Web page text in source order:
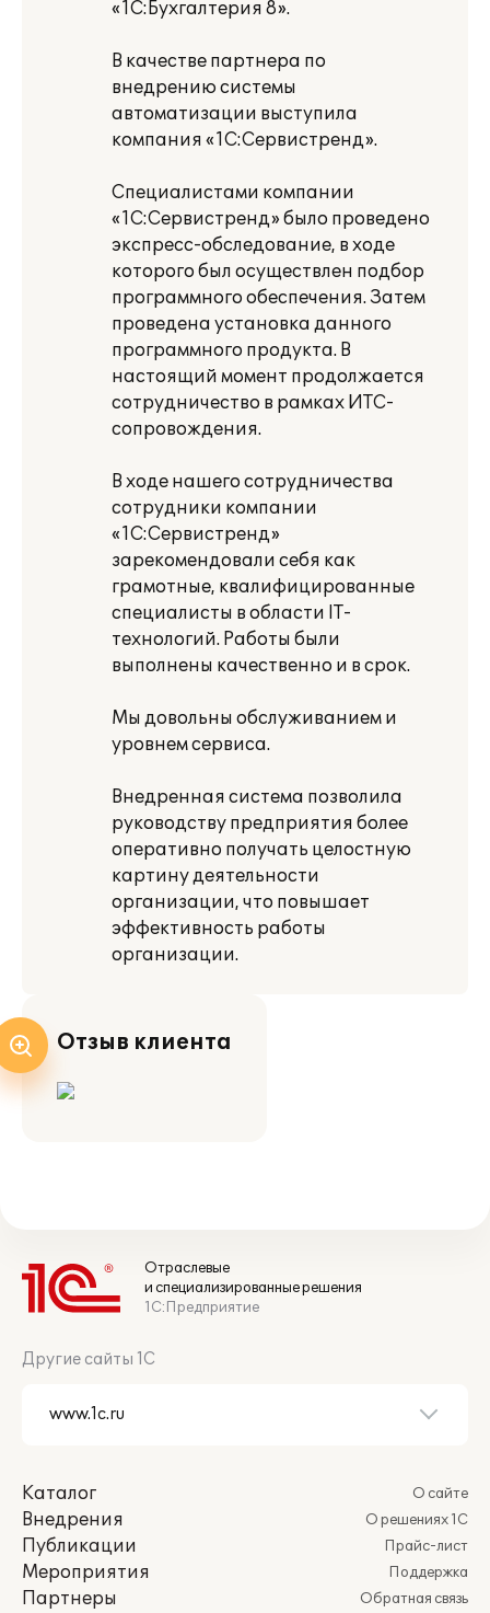
«1С:Бухгалтерия 8».
В качестве партнера по
внедрению системы
автоматизации выступила
компания «1С:Сервистренд».
Специалистами компании
«1С:Сервистренд» было проведено
экспресс-обследование, в ходе
которого был осуществлен подбор
программного обеспечения. Затем
проведена установка данного
программного продукта. В
настоящий момент продолжается
сотрудничество в рамках ИТС-
сопровождения.
В ходе нашего сотрудничества
сотрудники компании
«1С:Сервистренд»
зарекомендовали себя как
грамотные, квалифицированные
специалисты в области IT-
технологий. Работы были
выполнены качественно и в срок.
Мы довольны обслуживанием и
уровнем сервиса.
Внедренная система позволила
руководству предприятия более
оперативно получать целостную
картину деятельности
организации, что повышает
эффективность работы
организации.
Отзыв клиента
Отраслевые
и специализированные решения
1С:Предприятие
Другие сайты 1С
Каталог
Внедрения
Публикации
Мероприятия
Партнеры
О сайте
О решениях 1С
Прайс-лист
Поддержка
Обратная связь